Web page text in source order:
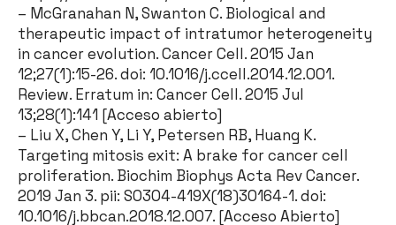
– McGranahan N, Swanton C. Biological and
therapeutic impact of intratumor heterogeneity
in cancer evolution. Cancer Cell. 2015 Jan
12;27(1):15-26. doi: 10.1016/j.ccell.2014.12.001.
Review. Erratum in: Cancer Cell. 2015 Jul
13;28(1):141 [Acceso abierto]
– Liu X, Chen Y, Li Y, Petersen RB, Huang K.
Targeting mitosis exit: A brake for cancer cell
proliferation. Biochim Biophys Acta Rev Cancer.
2019 Jan 3. pii: S0304-419X(18)30164-1. doi:
10.1016/j.bbcan.2018.12.007. [Acceso Abierto]